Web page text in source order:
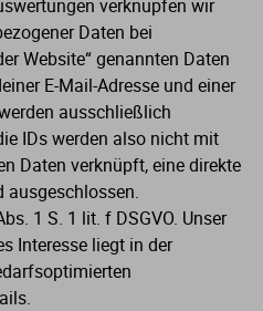
verknüpfen wir
Daten bei
Website“ genannten Daten
E-Mail-Adresse und einer
ausschließlich
IDs werden also nicht mit
Daten verknüpft, eine direkte
ausgeschlossen.
1 S. 1 lit. f DSGVO. Unser
Interesse liegt in der